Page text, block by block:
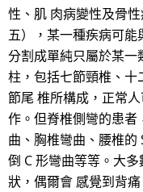
性、肌 肉病變性及骨
五），某一種疾病可
分割成單純只屬於某
柱，包括七節頸椎、
節尾 椎所構成，正常
作。但脊椎側彎的患者
曲、胸椎彎曲、腰椎的
倒 C 形彎曲等等。大
狀，偶爾會 感覺到背